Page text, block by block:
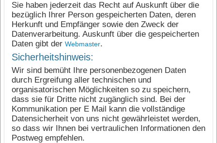
Sie haben jederzeit das Recht auf Auskunft über die
bezüglich Ihrer Person gespeicherten Daten, deren
Herkunft und Empfänger sowie den Zweck der
Datenverarbeitung. Auskunft über die gespeicherten
Daten gibt der Webmaster.
Sicherheitshinweis:
Wir sind bemüht Ihre personenbezogenen Daten
durch Ergreifung aller technischen und
organisatorischen Möglichkeiten so zu speichern,
dass sie für Dritte nicht zugänglich sind. Bei der
Kommunikation per E Mail kann die vollständige
Datensicherheit von uns nicht gewährleistet werden,
so dass wir Ihnen bei vertraulichen Informationen den
Postweg empfehlen.